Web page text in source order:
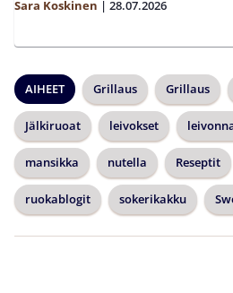
Sara Koskinen | 28.07.2026
AIHEET Grillaus Grillaus
Jälkiruoat leivokset
mansikka nutella Reseptit
ruokablogit sokerikakku